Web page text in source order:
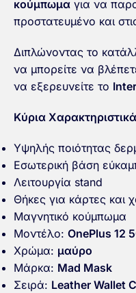
κούμπωμα για να
προστατευμένο και
Διπλώνοντας το
να μπορείτε να
να εξερευνείτε το
Κύρια
Υψηλής ποιότητας
Εσωτερική βάση
Λειτουργία stand
Θήκες για κάρτες και
Μαγνητικό κούμπωμα
Μοντέλο: OnePlus 12
Χρώμα: μαύρο
Μάρκα: Mad Mask
Σειρά: Leather Wallet